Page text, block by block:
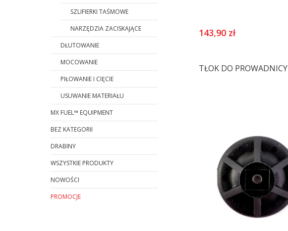
SZLIFIERKI TAŚMOWE
NARZĘDZIA ZACISKAJĄCE
DŁUTOWANIE
MOCOWANIE
PIŁOWANIE I CIĘCIE
USUWANIE MATERIAŁU
MX FUEL™ EQUIPMENT
BEZ KATEGORII
DRABINY
WSZYSTKIE PRODUKTY
NOWOŚCI
PROMOCJE
143,90 zł
TŁOK DO PROWADNICY